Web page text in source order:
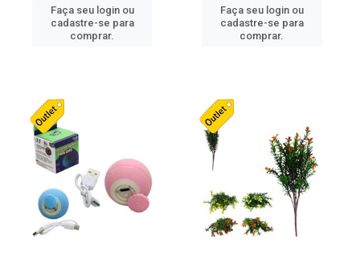
Faça seu login ou
cadastre-se para
comprar.
Faça seu login ou
cadastre-se para
comprar.